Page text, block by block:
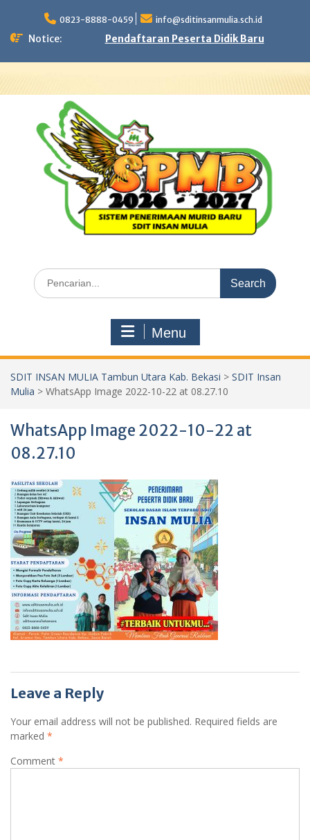
content
0823-8888-0459 info@sditinsanmulia.sch.id
Notice: Pendaftaran Peserta Didik Baru
Search
for:
Menu
SDIT INSAN MULIA Tambun Utara Kab. Bekasi > SDIT Insan
Mulia > WhatsApp Image 2022-10-22 at 08.27.10
WhatsApp Image 2022-10-22 at
08.27.10
Leave a Reply
Your email address will not be published. Required fields are
marked *
Comment *